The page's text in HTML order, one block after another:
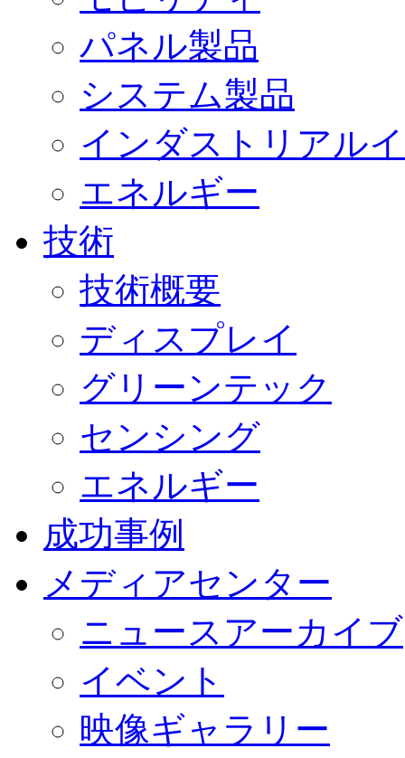
パネル製品
システム製品
インダストリアル
エネルギー
技術
技術概要
ディスプレイ
グリーンテック
センシング
エネルギー
成功事例
メディアセンター
ニュースアーカイブ
イベント
映像ギャラリー